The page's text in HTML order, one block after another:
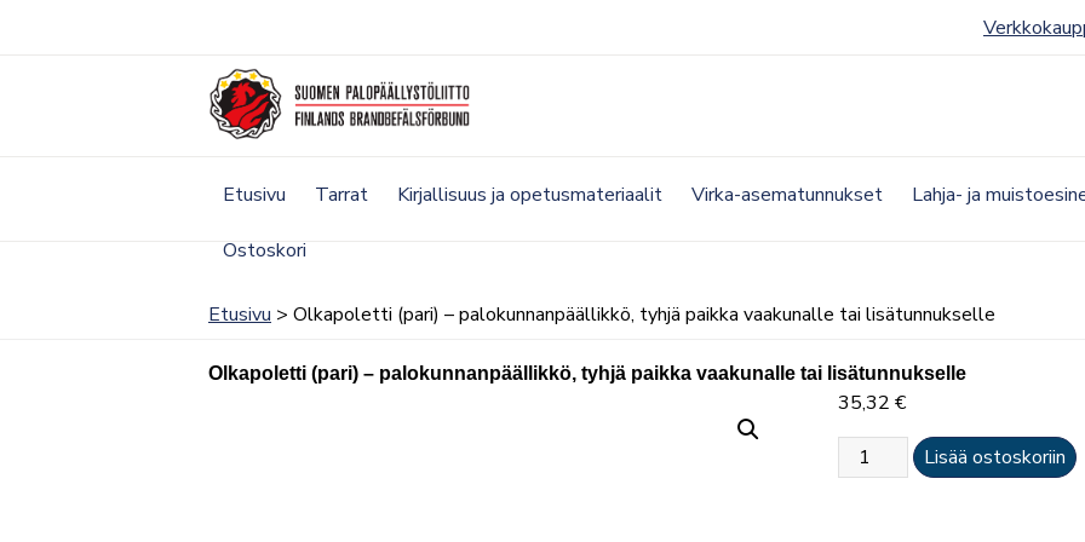
Etusivu Tarrat Kirjallisuus ja opetusmateriaalit Virka-asematunnukset Lahja- ja
Ostoskori
Etusivu > Olkapoletti (pari) – palokunnanpäällikkö, tyhjä paikka vaakunalle tai lisätunnukselle
Olkapoletti (pari) – palokunnanpäällikkö, tyhjä paikka vaakunalle tai lisätunnukselle
35,32 €
Olkapoletti
(pari)
Lisää ostoskoriin